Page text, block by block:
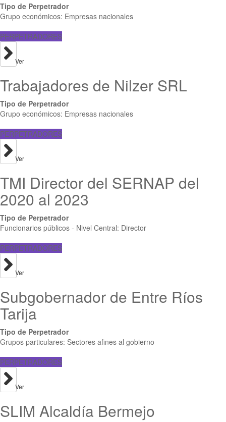
Tipo de Perpetrador
Grupo económicos: Empresas nacionales
PERPETRADORES
Ver
Trabajadores de Nilzer SRL
Tipo de Perpetrador
Grupo económicos: Empresas nacionales
PERPETRADORES
Ver
TMI Director del SERNAP del
2020 al 2023
Tipo de Perpetrador
Funcionarios públicos - Nivel Central: Director
PERPETRADORES
Ver
Subgobernador de Entre Ríos
Tarija
Tipo de Perpetrador
Grupos particulares: Sectores afines al gobierno
PERPETRADORES
Ver
SLIM Alcaldía Bermejo